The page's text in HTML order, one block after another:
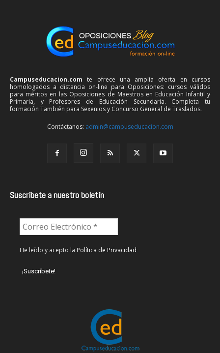
Campuseducacion.com te ofrece una amplia oferta en cursos
homologados a distancia on-line para Oposiciones: cursos válidos
para méritos en las Oposiciones de Maestros en Educación Infantil y
Primaria, y Profesores de Educación Secundaria. Completa tu
formación También para Sexenios y Concurso General de Traslados.
Contáctanos: admin@campuseducacion.com
Suscríbete a nuestro boletín
He leído y acepto la Política de Privacidad